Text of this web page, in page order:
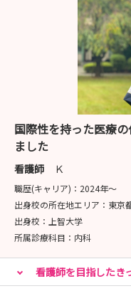
＜病院見学会＞ 13
第1回 2026年12月
第2回 2026年12月
第3回 2027年1月15
第4回 2027年1月
第5回 2027年1月
第6回 2027年2月4
第7回 2027年2月5
第8回 2027年2月19
＜オンライン病院説
2026年8月6日（木）
2026年12月3日（木）
2027年1月21日（木）
2027年2月25日（木）
国際性を持った医療
ました
看護師 Ｋ
職歴(キャリア)： 2024年〜
出身校の所在地エリア： 東京
出身校： 上智大学
所属診療科目： 内科
看護師を目指したき